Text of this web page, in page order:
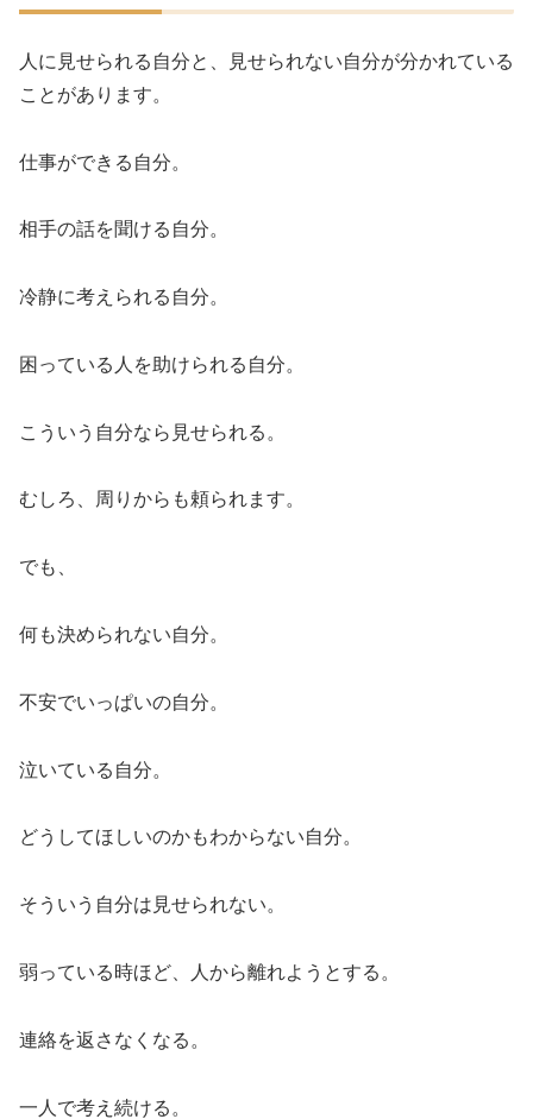
人に見せられる自分と、見せられない自分が分かれている
ことがあります。
仕事ができる自分。
相手の話を聞ける自分。
冷静に考えられる自分。
困っている人を助けられる自分。
こういう自分なら見せられる。
むしろ、周りからも頼られます。
でも、
何も決められない自分。
不安でいっぱいの自分。
泣いている自分。
どうしてほしいのかもわからない自分。
そういう自分は見せられない。
弱っている時ほど、人から離れようとする。
連絡を返さなくなる。
一人で考え続ける。